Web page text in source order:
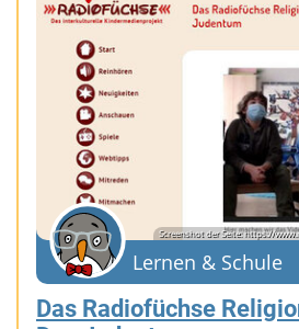
Screenshot der Seite: https://
Lernen & Schule
Das Radiofüchse